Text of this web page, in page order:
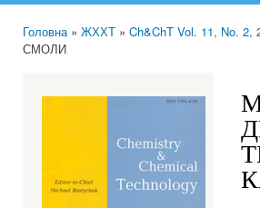
You are here
Головна» ЖХХТ » Ch&ChT Vol. 11, No. 2,
СМОЛИ